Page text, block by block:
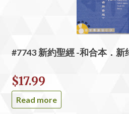
#7743 新約聖經 -和合本．新
$17.99
Read more